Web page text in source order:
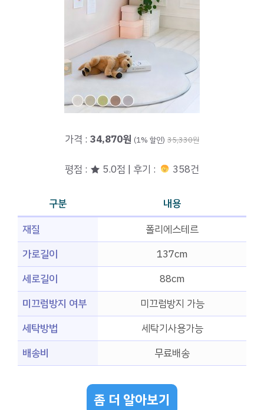
가격 : 34,870원 (1% 할인) 35,330원
평점 : ★ 5.0점 | 후기 : 358건
구분
내용
재질
폴리에스테르
가로길이
137cm
세로길이
88cm
미끄럼방지 여부
미끄럼방지 가능
세탁방법
세탁기사용가능
배송비
무료배송
좀 더 알아보기